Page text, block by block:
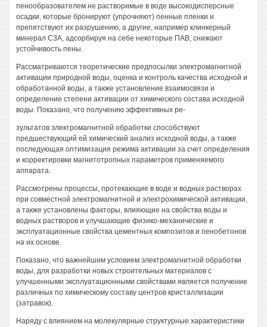
пенообразователем не растворимые в воде высокодисперсные
осадки, которые бронируют (упрочняют) пенные пленки и
препятствуют их разрушению, а другие, например клинкерный
минерал С3А, адсорбируя на себе некоторые ПАВ, снижают
устойчивость пены.
Рассматриваются теоретические предпосылки электромагнитной
активации природной воды, оценка и контроль качества исходной и
обработанной воды, а также установление взаимосвязи и
определение степени активации от химического состава исходной
воды. Показано, что получению эффективных ре-
зультатов электромагнитной обработки способствуют
предшествующий ей химический анализ исходной воды, а также
последующая оптимизация режима активации за счет определения
и корректировки магнитотропных параметров применяемого
аппарата.
Рассмотрены процессы, протекающие в воде и водных растворах
при совместной электромагнитной и электрохимической активации,
а также установлены факторы, влияющие на свойства воды и
водных растворов и улучшающие физико-механические и
эксплуатационные свойства цементных композитов и пенобетонов
на их основе.
Показано, что важнейшим условием электромагнитной обработки
воды, для разработки новых строительных материалов с
улучшенными эксплуатационными свойствами является получение
различных по химическому составу центров кристаллизации
(затравок).
Наряду с влиянием на молекулярные структурные характеристики